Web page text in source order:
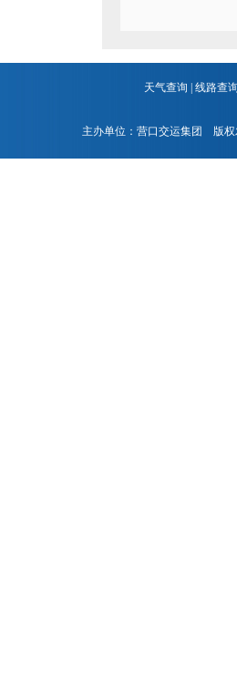
天气查询 线路查
主办单位：营口交运集团 版权